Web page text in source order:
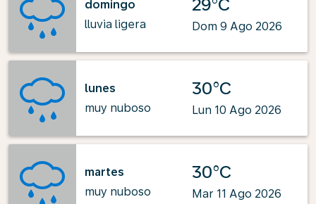
domingo
lluvia ligera
29°C
Dom 9 Ago 2026
lunes
muy nuboso
30°C
Lun 10 Ago 2026
martes
muy nuboso
30°C
Mar 11 Ago 2026